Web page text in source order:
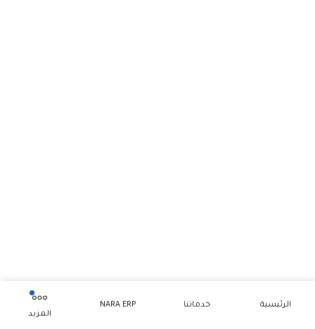
الرئيسية خدماتنا
NARA ERP
المزيد